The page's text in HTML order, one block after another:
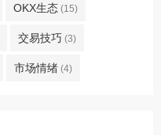
OKX生态 (15)
交易技巧 (3)
市场情绪 (4)